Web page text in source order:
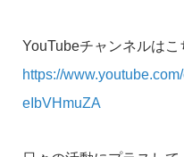
YouTubeチャンネルはこ
https://
eIbVHmuZA